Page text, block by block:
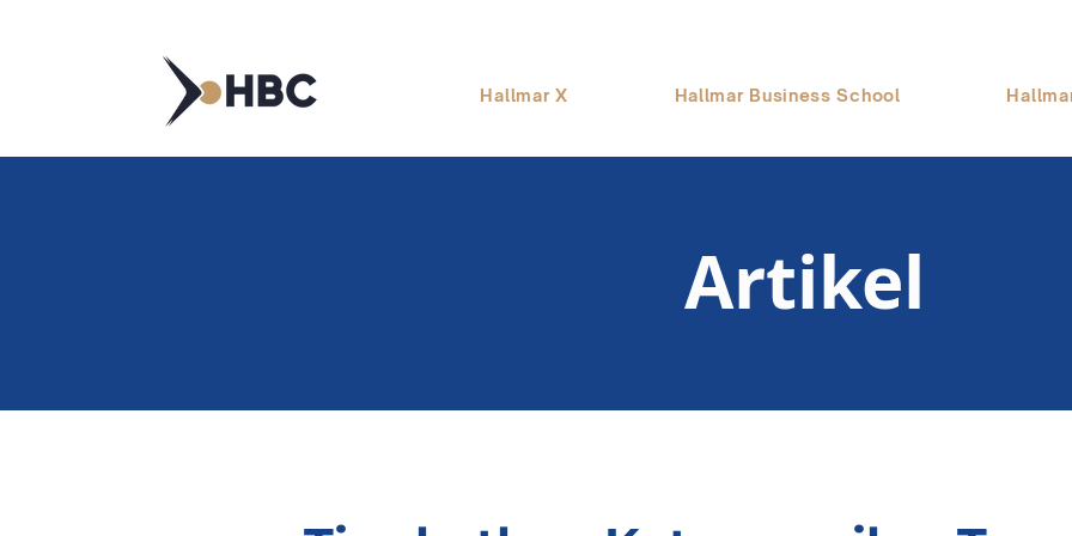
Hallmar X Hallmar Business School
Artikel